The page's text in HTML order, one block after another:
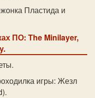
Пластида и
ПО: The Minilayer,
игры: Жезл